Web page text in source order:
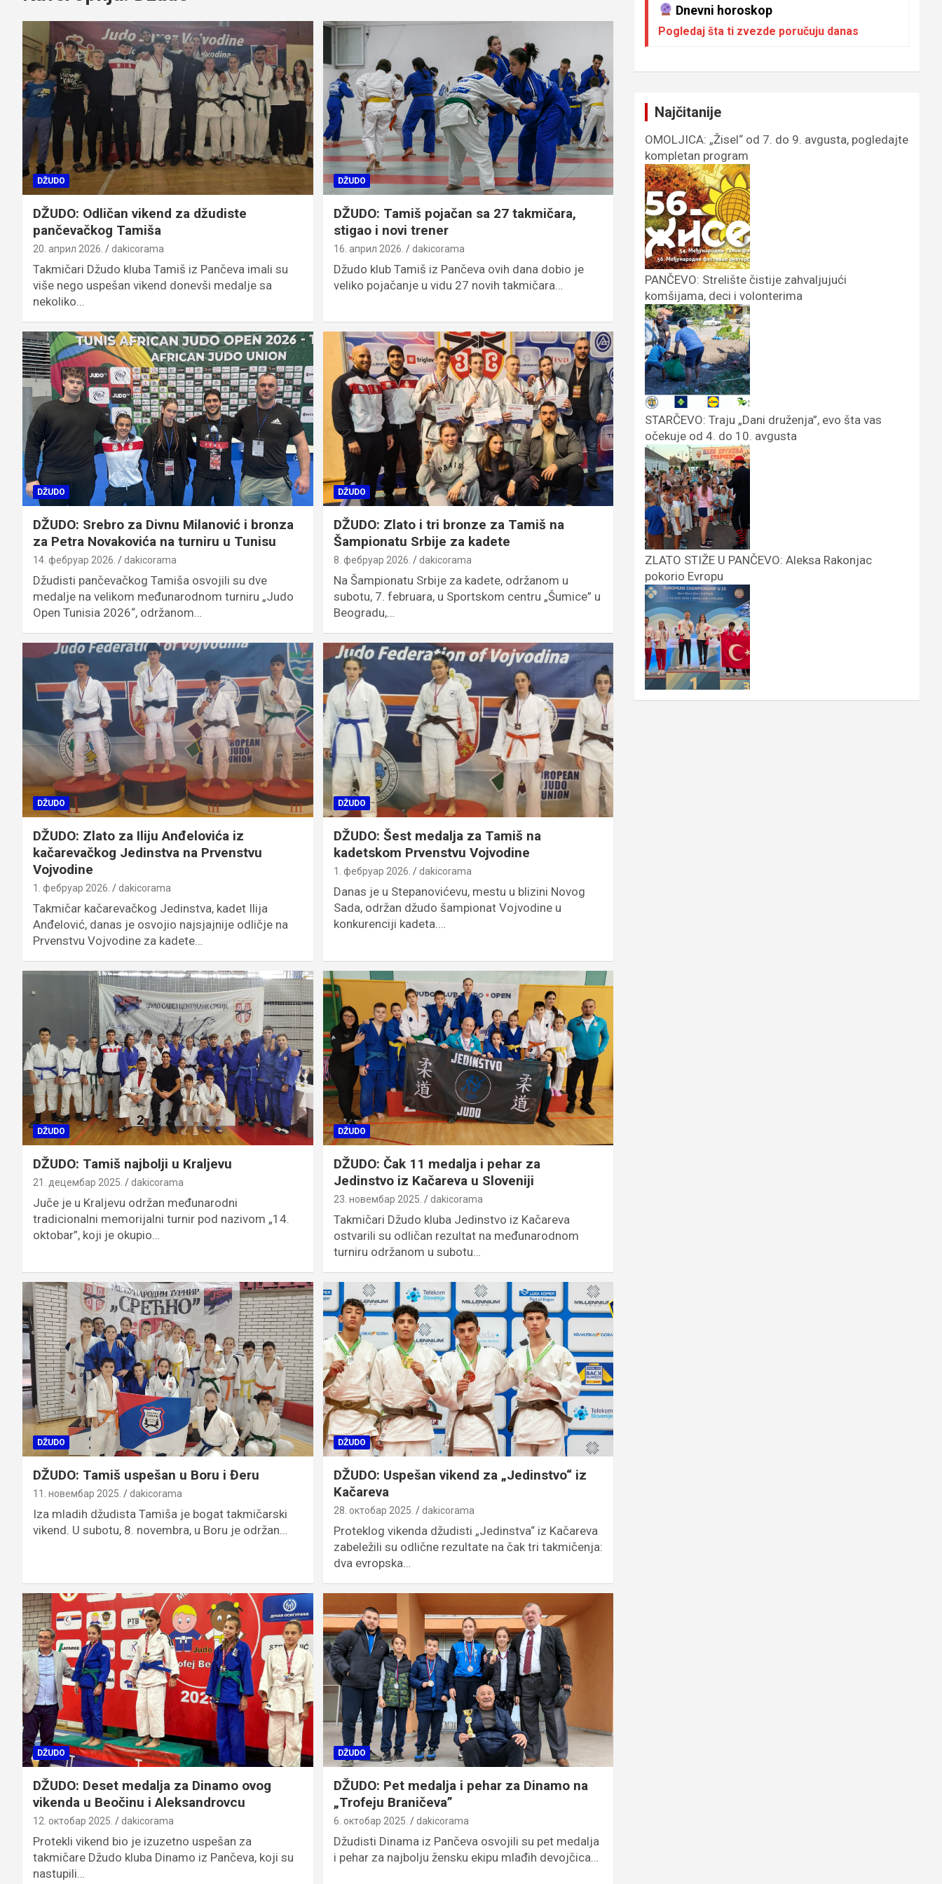
DŽUDO
DŽUDO: Odličan vikend za džudiste
pančevačkog Tamiša
20. април 2026. dakicorama
Takmičari Džudo kluba Tamiš iz Pančeva imali su
više nego uspešan vikend donevši medalje sa
nekoliko…
DŽUDO
DŽUDO: Tamiš pojačan sa 27 takmičara,
stigao i novi trener
16. април 2026. dakicorama
Džudo klub Tamiš iz Pančeva ovih dana dobio je
veliko pojačanje u vidu 27 novih takmičara…
DŽUDO
DŽUDO: Srebro za Divnu Milanović i bronza
za Petra Novakovića na turniru u Tunisu
14. фебруар 2026. dakicorama
Džudisti pančevačkog Tamiša osvojili su dve
medalje na velikom međunarodnom turniru „Judo
Open Tunisia 2026“, održanom…
DŽUDO
DŽUDO: Zlato i tri bronze za Tamiš na
Šampionatu Srbije za kadete
8. фебруар 2026. dakicorama
Na Šampionatu Srbije za kadete, održanom u
subotu, 7. februara, u Sportskom centru „Šumice” u
Beogradu,…
DŽUDO
DŽUDO: Zlato za Iliju Anđelovića iz
kačarevačkog Jedinstva na Prvenstvu
Vojvodine
1. фебруар 2026. dakicorama
Takmičar kačarevačkog Jedinstva, kadet Ilija
Anđelović, danas je osvojio najsjajnije odličje na
Prvenstvu Vojvodine za kadete…
DŽUDO
DŽUDO: Šest medalja za Tamiš na
kadetskom Prvenstvu Vojvodine
1. фебруар 2026. dakicorama
Danas je u Stepanovićevu, mestu u blizini Novog
Sada, održan džudo šampionat Vojvodine u
konkurenciji kadeta.…
DŽUDO
DŽUDO: Tamiš najbolji u Kraljevu
21. децембар 2025. dakicorama
Juče je u Kraljevu održan međunarodni
tradicionalni memorijalni turnir pod nazivom „14.
oktobar”, koji je okupio…
DŽUDO
DŽUDO: Čak 11 medalja i pehar za
Jedinstvo iz Kačareva u Sloveniji
23. новембар 2025. dakicorama
Takmičari Džudo kluba Jedinstvo iz Kačareva
ostvarili su odličan rezultat na međunarodnom
turniru održanom u subotu…
DŽUDO
DŽUDO: Tamiš uspešan u Boru i Đeru
11. новембар 2025. dakicorama
Iza mladih džudista Tamiša je bogat takmičarski
vikend. U subotu, 8. novembra, u Boru je održan…
DŽUDO
DŽUDO: Uspešan vikend za „Jedinstvo“ iz
Kačareva
28. октобар 2025. dakicorama
Proteklog vikenda džudisti „Jedinstva“ iz Kačareva
zabeležili su odlične rezultate na čak tri takmičenja:
dva evropska…
DŽUDO
DŽUDO: Deset medalja za Dinamo ovog
vikenda u Beočinu i Aleksandrovcu
12. октобар 2025. dakicorama
Protekli vikend bio je izuzetno uspešan za
takmičare Džudo kluba Dinamo iz Pančeva, koji su
nastupili…
DŽUDO
DŽUDO: Pet medalja i pehar za Dinamo na
„Trofeju Braničeva”
6. октобар 2025. dakicorama
Džudisti Dinama iz Pančeva osvojili su pet medalja
i pehar za najbolju žensku ekipu mlađih devojčica…
Dnevni horoskop
Pogledaj šta ti zvezde poručuju danas
Najčitanije
OMOLJICA: „Žisel“ od 7. do 9. avgusta, pogledajte
kompletan program
PANČEVO: Strelište čistije zahvaljujući
komšijama, deci i volonterima
STARČEVO: Traju „Dani druženja”, evo šta vas
očekuje od 4. do 10. avgusta
ZLATO STIŽE U PANČEVO: Aleksa Rakonjac
pokorio Evropu